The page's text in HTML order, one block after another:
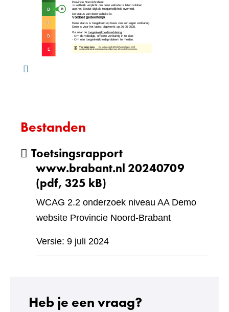
Bestanden
Toetsingsrapport
www.brabant.nl 20240709
(pdf, 325 kB)
WCAG 2.2 onderzoek niveau AA Demo
website Provincie Noord-Brabant
Versie: 9 juli 2024
Heb je een vraag?